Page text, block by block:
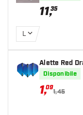
11,35
L
Alette Red
Disponibile
1,09
1,45